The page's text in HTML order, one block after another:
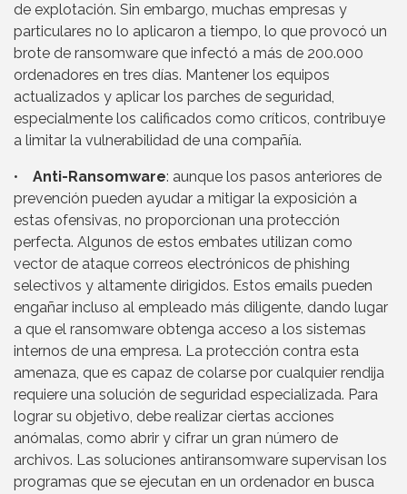
de explotación. Sin embargo, muchas empresas y
particulares no lo aplicaron a tiempo, lo que provocó un
brote de ransomware que infectó a más de 200.000
ordenadores en tres días. Mantener los equipos
actualizados y aplicar los parches de seguridad,
especialmente los calificados como críticos, contribuye
a limitar la vulnerabilidad de una compañía.
• Anti-Ransomware: aunque los pasos anteriores de
prevención pueden ayudar a mitigar la exposición a
estas ofensivas, no proporcionan una protección
perfecta. Algunos de estos embates utilizan como
vector de ataque correos electrónicos de phishing
selectivos y altamente dirigidos. Estos emails pueden
engañar incluso al empleado más diligente, dando lugar
a que el ransomware obtenga acceso a los sistemas
internos de una empresa. La protección contra esta
amenaza, que es capaz de colarse por cualquier rendija
requiere una solución de seguridad especializada. Para
lograr su objetivo, debe realizar ciertas acciones
anómalas, como abrir y cifrar un gran número de
archivos. Las soluciones antiransomware supervisan los
programas que se ejecutan en un ordenador en busca